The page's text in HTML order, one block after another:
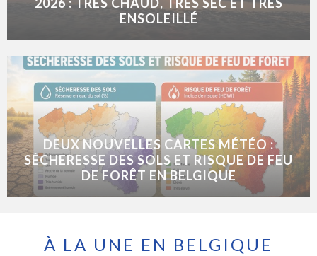
ENSOLEILLÉ
DEUX NOUVELLES CARTES MÉTÉO :
SÉCHERESSE DES SOLS ET RISQUE DE FEU
DE FORÊT EN BELGIQUE
À LA UNE EN BELGIQUE